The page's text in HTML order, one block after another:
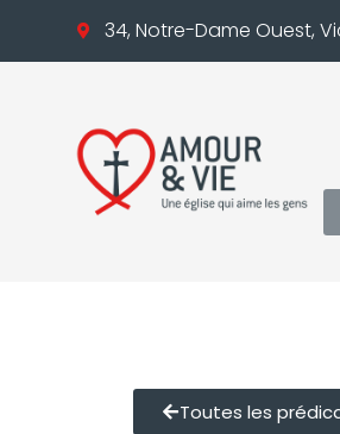
34, Notre-Dame Ouest,
Toutes les